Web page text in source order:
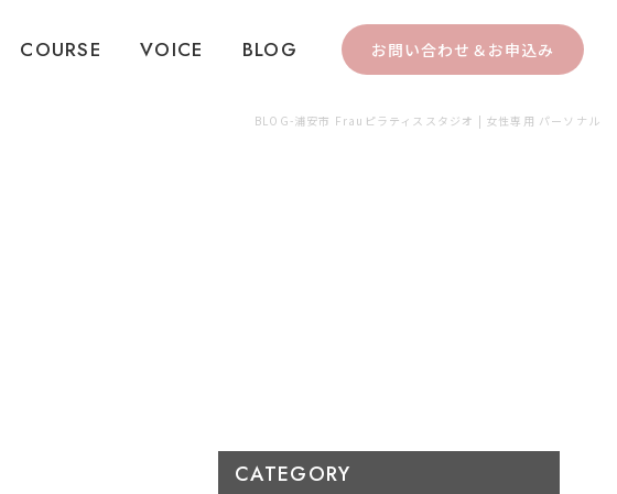
COURSE VOICE BLOG お問い合わせ＆お申込み
BLOG-浦安市 Frauピラティススタジオ | 女性専用 パーソナル
CATEGORY